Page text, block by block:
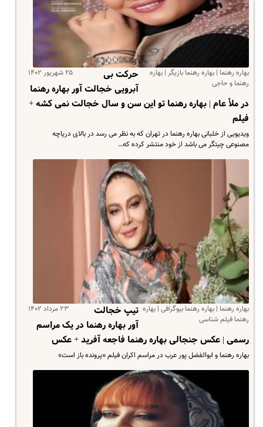
بهاره رهنما | بهاره رهنما بازیگر | بهاره
رهنما و حاجی
۲۵ شهریور ۱۴۰۲
حرکت بی
آبرویی خجالت آور بهاره رهنما
در ملأ عام | بهاره رهنما تو این سن و سال خجالت نمی کشه +
فیلم
ویدیویی از خلبانی بهاره رهنما در تهران که به نظر می رسد در بالای دریاچه
مصنوعی چیتگر می باشد از خود منتشر کرده که…
بهاره رهنما | بهاره رهنما بیوگرافی | بهاره
رهنما فیلم شناسی
۲۳ مرداد ۱۴۰۲
تیپ خجالت
آور بهاره رهنما در یک مراسم
رسمی | عکس جنجالی بهاره رهنما فاجعه آفرید + عکس
بهاره رهنما و ابوالفضل پور عرب در مراسم اکران فیلم «پرونده باز است»